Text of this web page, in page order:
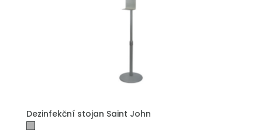
Dezinfekční stojan Saint John